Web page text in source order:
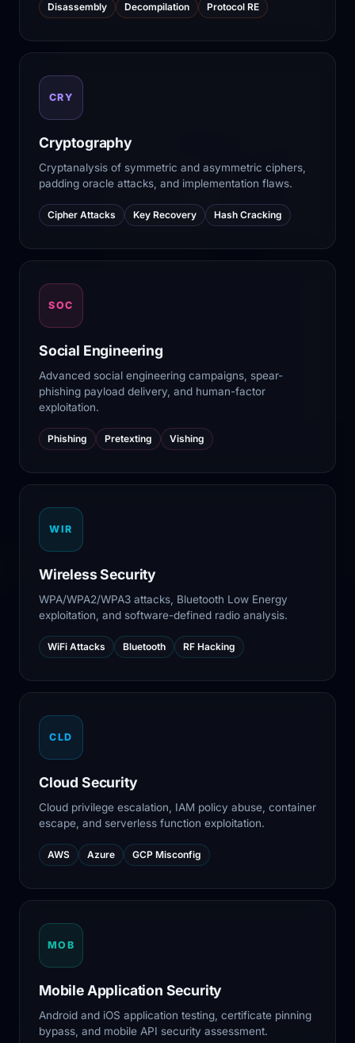
Disassembly Decompilation Protocol RE
CRY
Cryptography
Cryptanalysis of symmetric and asymmetric ciphers,
padding oracle attacks, and implementation flaws.
Cipher Attacks Key Recovery Hash Cracking
SOC
Social Engineering
Advanced social engineering campaigns, spear-
phishing payload delivery, and human-factor
exploitation.
Phishing Pretexting Vishing
WIR
Wireless Security
WPA/WPA2/WPA3 attacks, Bluetooth Low Energy
exploitation, and software-defined radio analysis.
WiFi Attacks Bluetooth RF Hacking
CLD
Cloud Security
Cloud privilege escalation, IAM policy abuse, container
escape, and serverless function exploitation.
AWS Azure GCP Misconfig
MOB
Mobile Application Security
Android and iOS application testing, certificate pinning
bypass, and mobile API security assessment.